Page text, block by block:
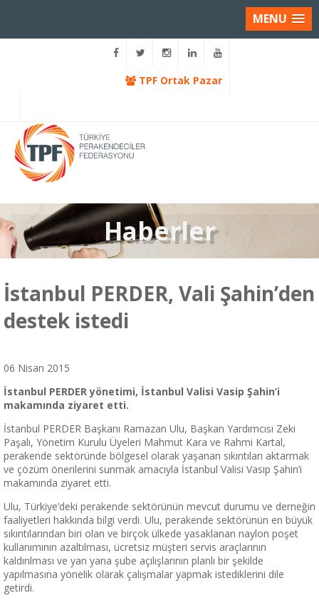
MENU
TPF Ortak Pazar
Haberler
İstanbul PERDER, Vali Şahin’den
destek istedi
06 Nisan 2015
İstanbul PERDER yönetimi, İstanbul Valisi Vasip Şahin’i
makamında ziyaret etti.
İstanbul PERDER Başkanı Ramazan Ulu, Başkan Yardımcısı Zeki
Paşalı, Yönetim Kurulu Üyeleri Mahmut Kara ve Rahmi Kartal,
perakende sektöründe bölgesel olarak yaşanan sıkıntıları aktarmak
ve çözüm önerilerini sunmak amacıyla İstanbul Valisi Vasip Şahin’i
makamında ziyaret etti.
Ulu, Türkiye’deki perakende sektörünün mevcut durumu ve derneğin
faaliyetleri hakkında bilgi verdi. Ulu, perakende sektörünün en büyük
sıkıntılarından biri olan ve birçok ülkede yasaklanan naylon poşet
kullanımının azaltılması, ücretsiz müşteri servis araçlarının
kaldırılması ve yan yana şube açılışlarının planlı bir şekilde
yapılmasına yönelik olarak çalışmalar yapmak istediklerini dile
getirdi.